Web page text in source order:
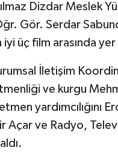
Dizdar Meslek
Gör. Serdar
üç film arasında
İletişim
ve kurgu
yardımcılığını
Açar ve Radyo,